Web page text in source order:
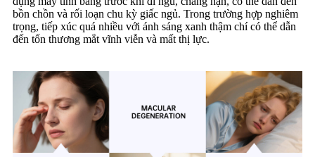
bồn chồn và rối loạn chu kỳ giấc ngủ. Trong trường hợp nghiêm
trọng, tiếp xúc quá nhiều với ánh sáng xanh thậm chí có thể dẫn
đến tổn thương mắt vĩnh viễn và mất thị lực.